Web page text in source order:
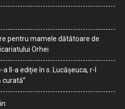
pentru mamele dătătoare de
Orhei
II-a ediție în s. Lucășeuca, r-l
curată”